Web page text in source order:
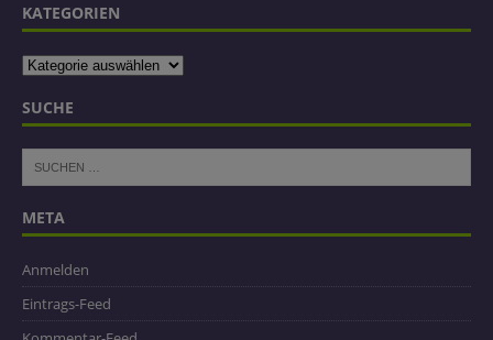
KATEGORIEN
SUCHE
META
Anmelden
Eintrags-Feed